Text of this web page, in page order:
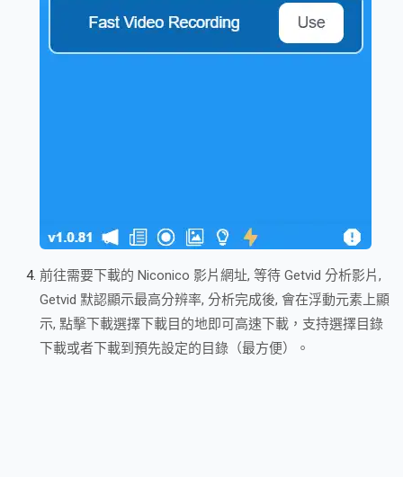
前往需要下載的 Niconico 影片網址, 等待 Getvid 分析影片,
Getvid 默認顯示最高分辨率, 分析完成後, 會在浮動元素上顯
示, 點擊下載選擇下載目的地即可高速下載，支持選擇目錄
下載或者下載到預先設定的目錄（最方便）。